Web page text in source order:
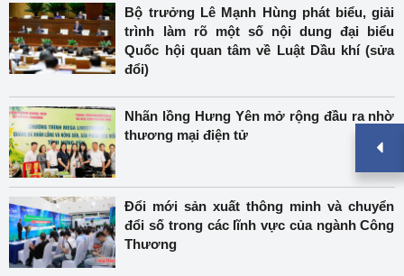
Bộ trưởng Lê Mạnh Hùng phát biểu, giải
trình làm rõ một số nội dung đại biểu
Quốc hội quan tâm về Luật Dầu khí (sửa
đổi)
Nhãn lồng Hưng Yên mở rộng đầu ra nhờ
thương mại điện tử
Đổi mới sản xuất thông minh và chuyển
đổi số trong các lĩnh vực của ngành Công
Thương